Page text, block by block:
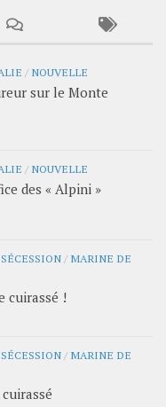
/ NOUVELLE
sur le Monte
/ NOUVELLE
des « Alpini »
/ MARINE DE
cuirassé !
/ MARINE DE